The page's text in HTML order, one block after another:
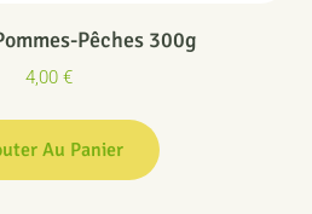
Pêches 300g
4,00 €
Au Panier